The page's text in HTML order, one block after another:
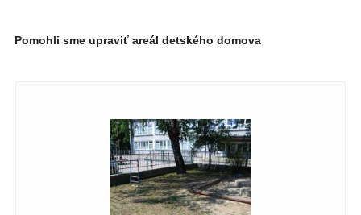
Pomohli sme upraviť areál detského domova